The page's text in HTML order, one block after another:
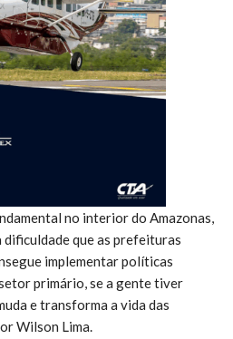
no interior do Amazonas,
dificuldade que as prefeituras
implementar políticas
primário, se a gente tiver
e transforma a vida das
Wilson Lima.